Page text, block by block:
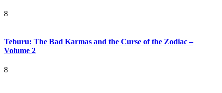
8
Teburu: The Bad Karmas and the Curse of the Zodiac –
Volume 2
8